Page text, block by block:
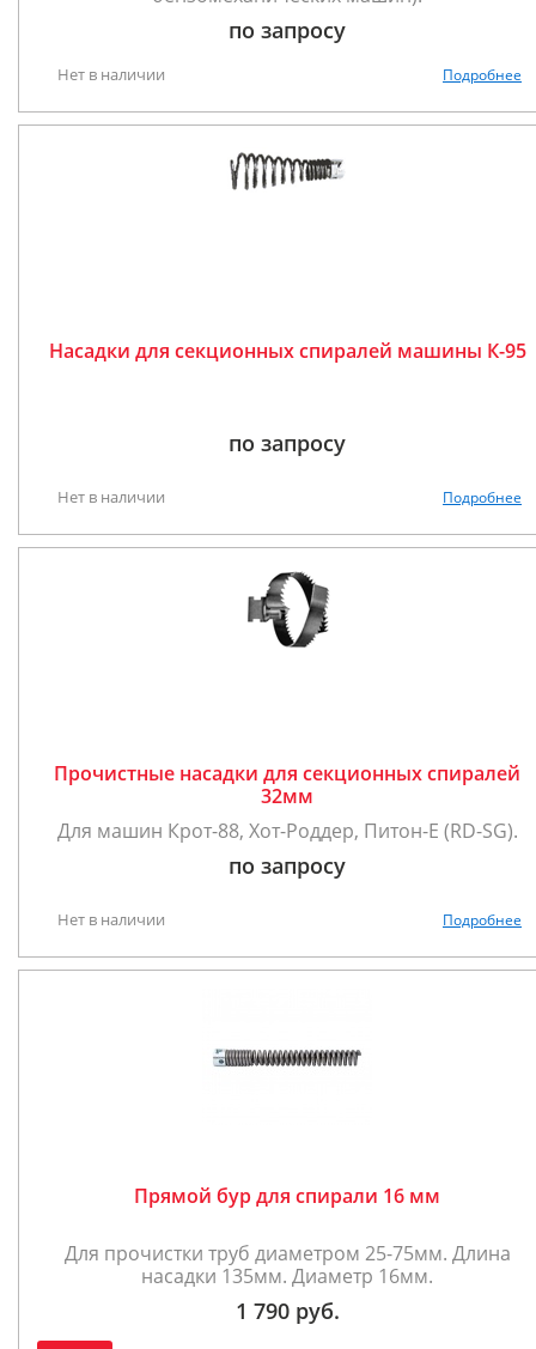
по запросу
Нет в наличии Подробнее
Насадки для секционных спиралей машины К-95
по запросу
Нет в наличии Подробнее
Прочистные насадки для секционных спиралей
32мм
Для машин Крот-88, Хот-Роддер, Питон-E (RD-SG).
по запросу
Нет в наличии Подробнее
Прямой бур для спирали 16 мм
Для прочистки труб диаметром 25-75мм. Длина
насадки 135мм. Диаметр 16мм.
1 790 руб.